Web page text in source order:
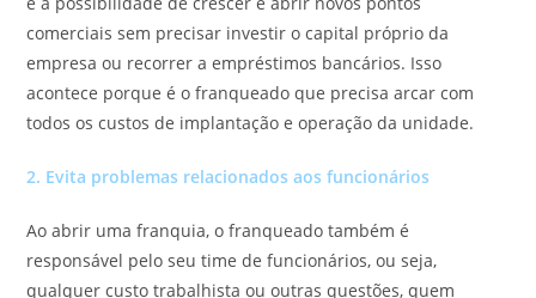
comerciais sem precisar investir o capital próprio da
empresa ou recorrer a empréstimos bancários. Isso
acontece porque é o franqueado que precisa arcar com
todos os custos de implantação e operação da unidade.
2. Evita problemas relacionados aos funcionários
Ao abrir uma franquia, o franqueado também é
responsável pelo seu time de funcionários, ou seja,
qualquer custo trabalhista ou outras questões, quem